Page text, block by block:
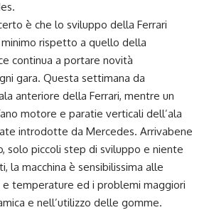
è che lo sviluppo della Ferrari
rispetto a quello della
continua a portare novità
gara. Questa settimana da
anteriore della Ferrari, mentre un
motore e paratie verticali dell’ala
introdotte da Mercedes. Arrivabene
solo piccoli step di sviluppo e niente
la macchina è sensibilissima alle
e temperature ed i problemi maggiori
e nell’utilizzo delle gomme.